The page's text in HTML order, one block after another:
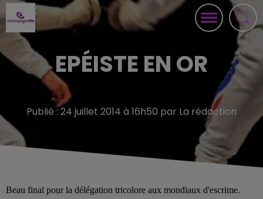
EPÉISTE EN OR
Publié : 24 juillet 2014 à 16h50 par La rédaction
Beau final pour la délégation tricolore aux mondiaux d'escrime.